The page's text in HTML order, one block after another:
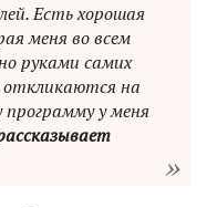
Есть хорошая
меня во всем
руками самих
на
у меня